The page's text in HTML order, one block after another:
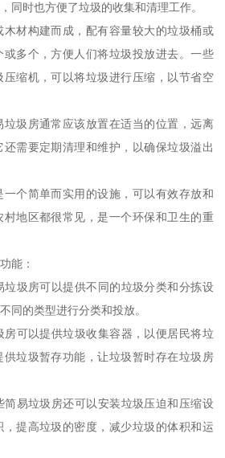
同时也方便了垃圾的收集和清理工作。
材构建而成，配有容量较大的垃圾桶或
多个，方便人们将垃圾投放进去。一些
缩机，可以将垃圾进行压缩，以节省空
圾房通常应该放置在适当的位置，远离
需要定期清理和维护，以确保垃圾溢出
个简单而实用的设施，可以有效存放和
地区都很常见，是一个环保和卫生的重
能：
垃圾房可以提供不同的垃圾分类和分拣设
同的类型进行分类和投放。
可以提供垃圾收集容器，以便居民将垃
垃圾暂存功能，让垃圾暂时存在垃圾房
简易垃圾房还可以安装垃圾压迫和压缩设
提高垃圾的密度，减少垃圾的体积和运